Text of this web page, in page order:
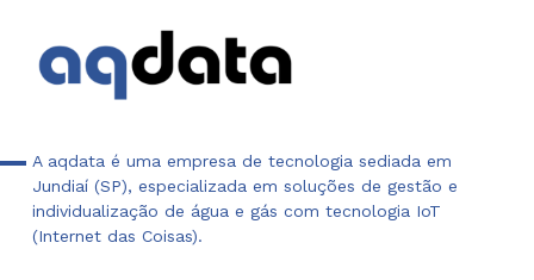
A aqdata é uma empresa de tecnologia sediada em
Jundiaí (SP), especializada em soluções de gestão e
individualização de água e gás com tecnologia IoT
(Internet das Coisas).